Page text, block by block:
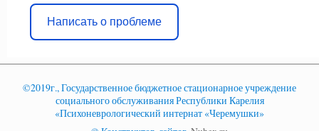
Написать о проблеме
©2019г., Государственное бюджетное стационарное учреждение
социального обслуживания Республики Карелия
«Психоневрологический интернат «Черемушки»